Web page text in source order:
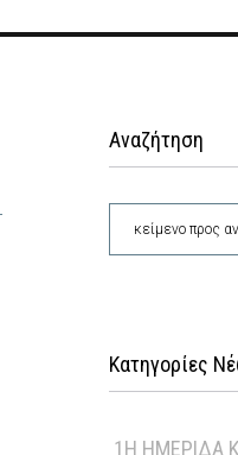
Αναζήτηση
Κατηγορίες
1Η ΗΜΕΡΊΔΑ